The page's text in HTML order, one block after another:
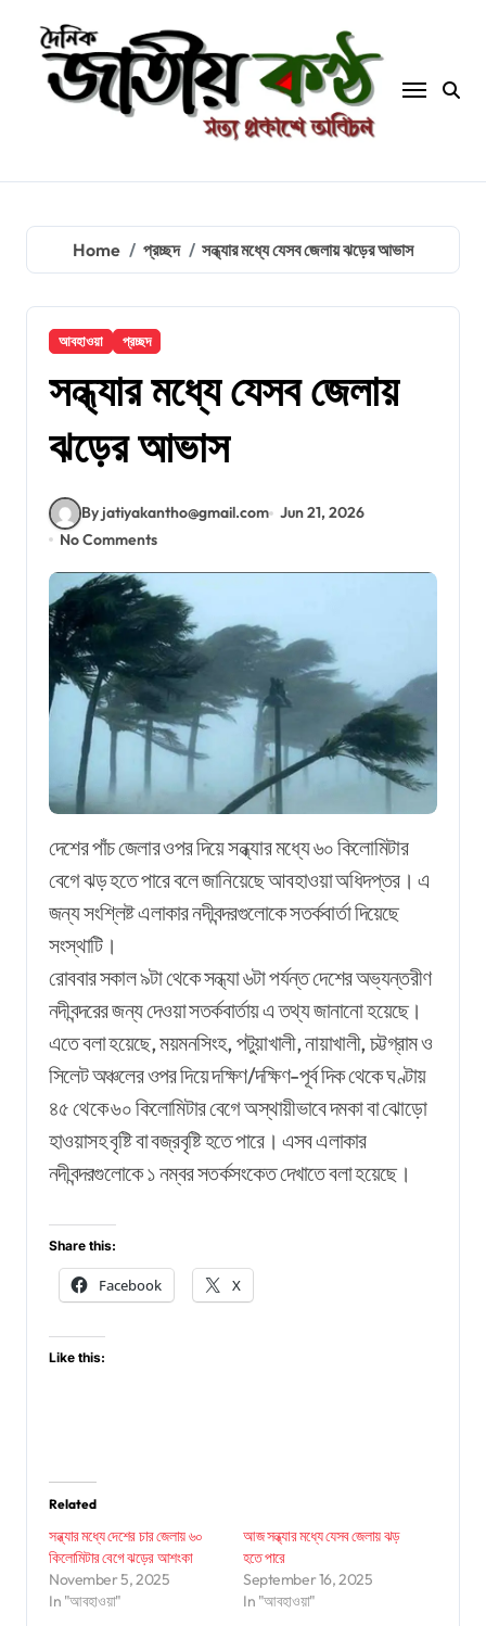
content
Home প্রচ্ছদ সন্ধ্যার মধ্যে যেসব জেলায় ঝড়ের আভাস
আবহাওয়া প্রচ্ছদ
সন্ধ্যার মধ্যে যেসব জেলায়
ঝড়ের আভাস
By jatiyakantho@gmail.com Jun 21, 2026
No Comments
দেশের পাঁচ জেলার ওপর দিয়ে সন্ধ্যার মধ্যে ৬০ কিলোমিটার
বেগে ঝড় হতে পারে বলে জানিয়েছে আবহাওয়া অধিদপ্তর। এ
জন্য সংশ্লিষ্ট এলাকার নদীবন্দরগুলোকে সতর্কবার্তা দিয়েছে
সংস্থাটি।
রোববার সকাল ৯টা থেকে সন্ধ্যা ৬টা পর্যন্ত দেশের অভ্যন্তরীণ
নদীবন্দরের জন্য দেওয়া সতর্কবার্তায় এ তথ্য জানানো হয়েছে।
এতে বলা হয়েছে, ময়মনসিংহ, পটুয়াখালী, নায়াখালী, চট্টগ্রাম ও
সিলেট অঞ্চলের ওপর দিয়ে দক্ষিণ/দক্ষিণ-পূর্ব দিক থেকে ঘণ্টায়
৪৫ থেকে ৬০ কিলোমিটার বেগে অস্থায়ীভাবে দমকা বা ঝোড়ো
হাওয়াসহ বৃষ্টি বা বজ্রবৃষ্টি হতে পারে। এসব এলাকার
নদীবন্দরগুলোকে ১ নম্বর সতর্কসংকেত দেখাতে বলা হয়েছে।
Share this:
Facebook X
Like this:
Related
সন্ধ্যার মধ্যে দেশের চার জেলায় ৬০
কিলোমিটার বেগে ঝড়ের আশংকা
November 5, 2025
In "আবহাওয়া"
আজ সন্ধ্যার মধ্যে যেসব জেলায় ঝড়
হতে পারে
September 16, 2025
In "আবহাওয়া"